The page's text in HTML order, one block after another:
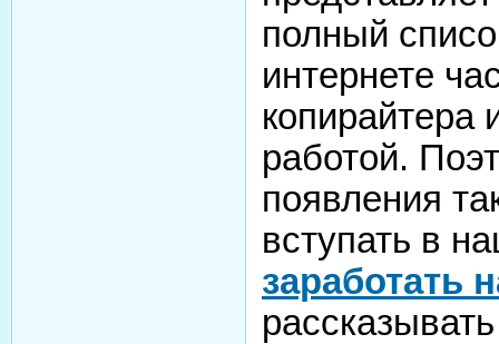
полный
интернете
копирайтера
работой.
появления
вступать в
заработать